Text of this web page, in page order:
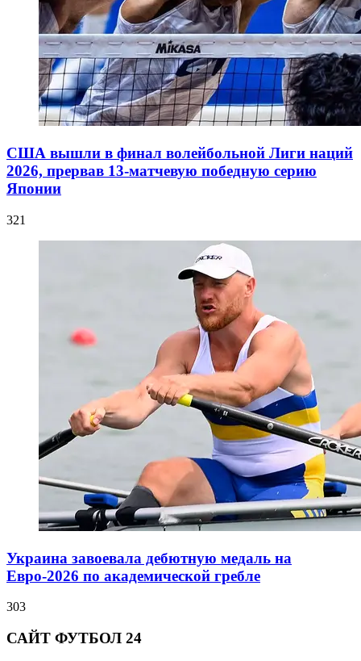
США вышли в финал волейбольной Лиги наций
2026, прервав 13-матчевую победную серию
Японии
321
Украина завоевала дебютную медаль на
Евро-2026 по академической гребле
303
САЙТ ФУТБОЛ 24